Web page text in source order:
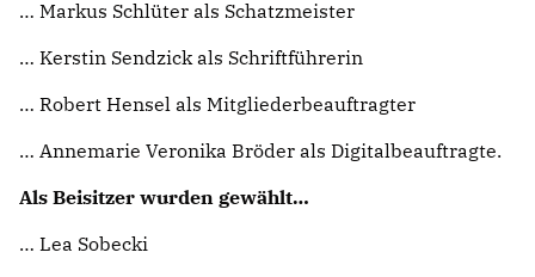
Markus Schlüter als Schatzmeister
Kerstin Sendzick als Schriftführerin
Robert Hensel als Mitgliederbeauftragter
Annemarie Veronika Bröder als Digitalbeauftragte.
Als Beisitzer wurden gewählt
Lea Sobecki